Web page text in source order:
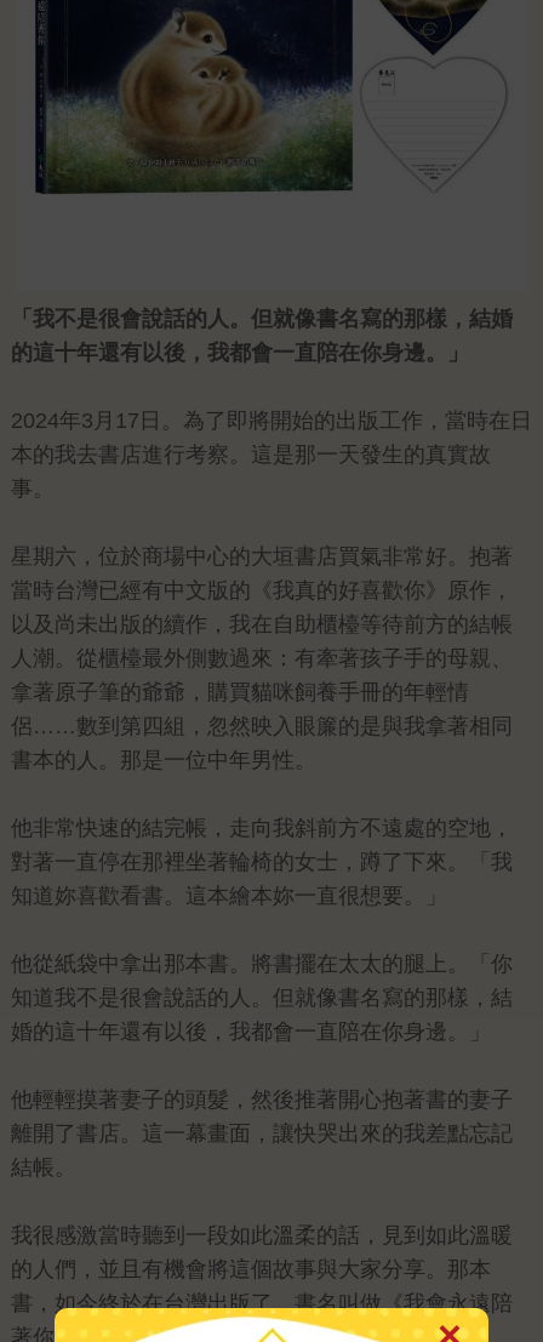
「我不是很會說話的人。但就像書名寫的那樣，結婚
的這十年還有以後，我都會一直陪在你身邊。」
2024年3月17日。為了即將開始的出版工作，當時在日
本的我去書店進行考察。這是那一天發生的真實故
事。
星期六，位於商場中心的大垣書店買氣非常好。抱著
當時台灣已經有中文版的《我真的好喜歡你》原作，
以及尚未出版的續作，我在自助櫃檯等待前方的結帳
人潮。從櫃檯最外側數過來：有牽著孩子手的母親、
拿著原子筆的爺爺，購買貓咪飼養手冊的年輕情
侶……數到第四組，忽然映入眼簾的是與我拿著相同
書本的人。那是一位中年男性。
他非常快速的結完帳，走向我斜前方不遠處的空地，
對著一直停在那裡坐著輪椅的女士，蹲了下來。「我
知道妳喜歡看書。這本繪本妳一直很想要。」
他從紙袋中拿出那本書。將書擺在太太的腿上。「你
知道我不是很會說話的人。但就像書名寫的那樣，結
婚的這十年還有以後，我都會一直陪在你身邊。」
他輕輕摸著妻子的頭髮，然後推著開心抱著書的妻子
離開了書店。這一幕畫面，讓快哭出來的我差點忘記
結帳。
我很感激當時聽到一段如此溫柔的話，見到如此溫暖
的人們，並且有機會將這個故事與大家分享。那本
書，如今終於在台灣出版了，書名叫做《我會永遠陪